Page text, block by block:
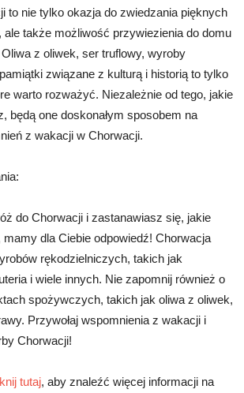
to nie tylko okazja do zwiedzania pięknych
ale także możliwość przywiezienia do domu
z oliwek, ser truflowy, wyroby
związane z kulturą i historią to tylko
warto rozważyć. Niezależnie od tego, jakie
będą one doskonałym sposobem na
z wakacji w Chorwacji.
do Chorwacji i zastanawiasz się, jakie
dla Ciebie odpowiedź! Chorwacja
rękodzielniczych, takich jak
i wiele innych. Nie zapomnij również o
spożywczych, takich jak oliwa z oliwek,
Przywołaj wspomnienia z wakacji i
Chorwacji!
tutaj, aby znaleźć więcej informacji na